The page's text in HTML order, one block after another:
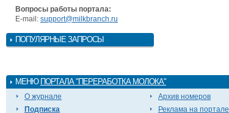
Вопросы работы портала:
E-mail: support@milkbranch.ru
ПОПУЛЯРНЫЕ ЗАПРОСЫ
МЕНЮ ПОРТАЛА "ПЕРЕРАБОТКА МОЛОКА"
О журнале
Подписка
Архив номеров
Реклама на портале